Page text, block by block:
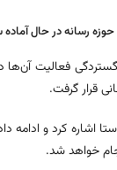
رسانه در حال
فعالیت آن‌ها
قرار گرفت.
اشاره کرد و
خواهد شد.